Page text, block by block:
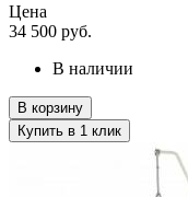
Цена
34 500 руб.
В наличии
В корзину
Купить в 1 клик